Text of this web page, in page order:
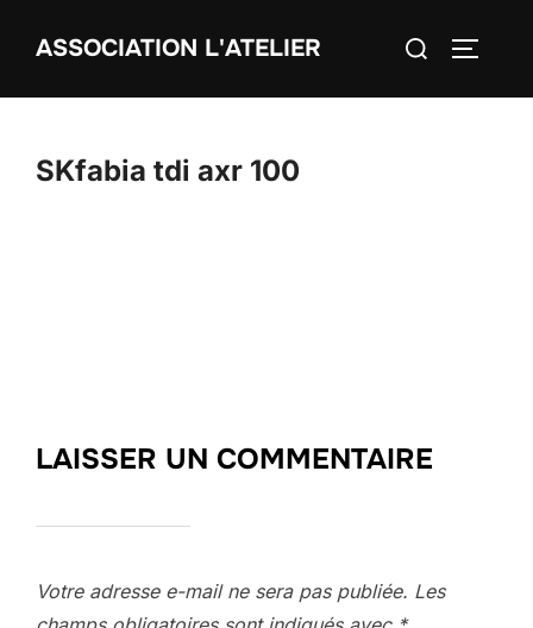
ASSOCIATION L'ATELIER Rechercher :
SKfabia tdi axr 100
LAISSER UN COMMENTAIRE
Votre adresse e-mail ne sera pas publiée. Les